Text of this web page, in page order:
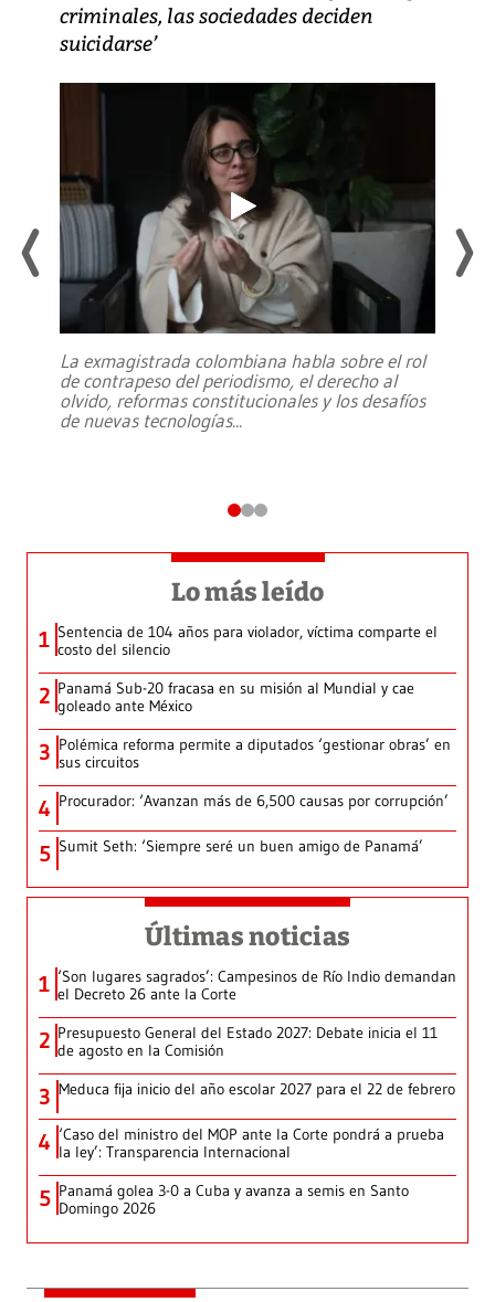
criminales, las sociedades deciden
suicidarse’
La exmagistrada colombiana habla sobre el rol
de contrapeso del periodismo, el derecho al
olvido, reformas constitucionales y los desafíos
de nuevas tecnologías...
Lo más leído
1 Sentencia de 104 años para violador, víctima comparte el
costo del silencio
2 Panamá Sub-20 fracasa en su misión al Mundial y cae
goleado ante México
3 Polémica reforma permite a diputados ‘gestionar obras’ en
sus circuitos
4 Procurador: ‘Avanzan más de 6,500 causas por corrupción’
5 Sumit Seth: ‘Siempre seré un buen amigo de Panamá’
Últimas noticias
1 ‘Son lugares sagrados’: Campesinos de Río Indio demandan
el Decreto 26 ante la Corte
2 Presupuesto General del Estado 2027: Debate inicia el 11
de agosto en la Comisión
3 Meduca fija inicio del año escolar 2027 para el 22 de febrero
4 ‘Caso del ministro del MOP ante la Corte pondrá a prueba
la ley’: Transparencia Internacional
5 Panamá golea 3-0 a Cuba y avanza a semis en Santo
Domingo 2026